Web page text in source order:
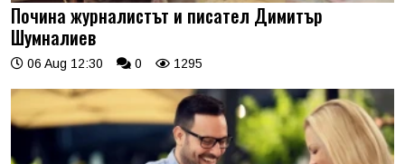
Почина журналистът и писател Димитър
Шумналиев
06 Aug 12:30 0 1295